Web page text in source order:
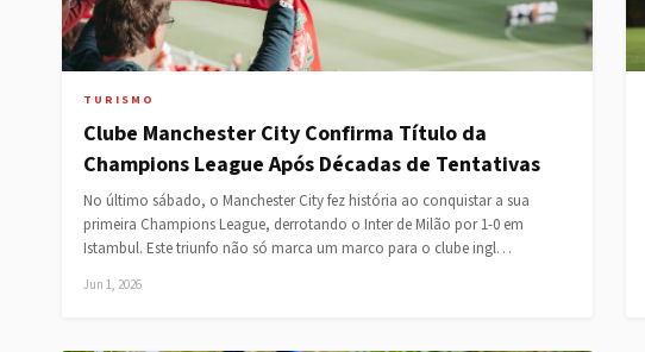
TURISMO
Clube Manchester City Confirma Título da
Champions League Após Décadas de Tentativas
No último sábado, o Manchester City fez história ao conquistar a sua
primeira Champions League, derrotando o Inter de Milão por 1-0 em
Istambul. Este triunfo não só marca um marco para o clube ingl…
Jun 1, 2026